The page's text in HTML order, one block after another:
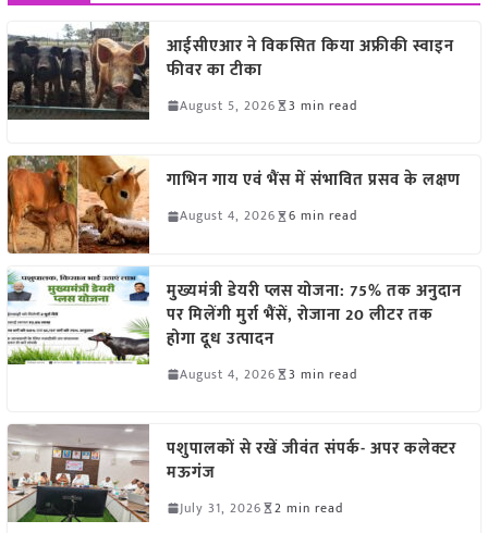
आईसीएआर ने विकसित किया अफ्रीकी स्वाइन
फीवर का टीका
August 5, 2026 3 min read
गाभिन गाय एवं भैंस में संभावित प्रसव के लक्षण
August 4, 2026 6 min read
मुख्यमंत्री डेयरी प्लस योजना: 75% तक अनुदान
पर मिलेंगी मुर्रा भैंसें, रोजाना 20 लीटर तक
होगा दूध उत्पादन
August 4, 2026 3 min read
पशुपालकों से रखें जीवंत संपर्क- अपर कलेक्टर
मऊगंज
July 31, 2026 2 min read